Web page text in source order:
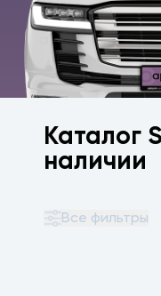
Каталог
наличии
Все фильтры